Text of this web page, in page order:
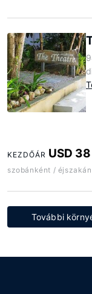
KEZDŐÁR USD 38
szobánként /
További